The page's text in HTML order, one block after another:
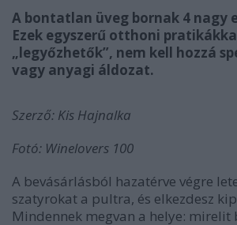
A bontatlan üveg bornak 4 nagy
Ezek egyszerű otthoni
„legyőzhetők”, nem kell hozzá
vagy anyagi áldozat.
Szerző: Kis Hajnalka
Fotó: Winelovers 100
A bevásárlásból hazatérve végre
szatyrokat a pultra, és elkezdesz
Mindennek megvan a helye: mirelit